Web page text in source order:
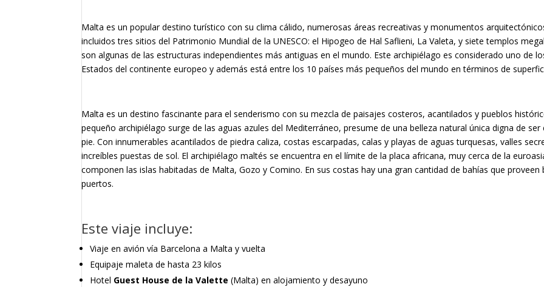
Malta es un popular destino turístico con su clima cálido, numerosas áreas recreativas y monumentos
incluidos tres sitios del Patrimonio Mundial de la UNESCO: el Hipogeo de Hal Saflieni, La Valeta, y siete templos
son algunas de las estructuras independientes más antiguas en el mundo. Este archipiélago es considerado uno de
Estados del continente europeo y además está entre los 10 países más pequeños del mundo en términos de
Malta es un destino fascinante para el senderismo con su mezcla de paisajes costeros, acantilados y pueblos
pequeño archipiélago surge de las aguas azules del Mediterráneo, presume de una belleza natural única digna de ser
pie. Con innumerables acantilados de piedra caliza, costas escarpadas, calas y playas de aguas turquesas, valles
increíbles puestas de sol. El archipiélago maltés se encuentra en el límite de la placa africana, muy cerca de la
componen las islas habitadas de Malta, Gozo y Comino. En sus costas hay una gran cantidad de bahías que proveen
puertos.
Este viaje incluye:
Viaje en avión vía Barcelona a Malta y vuelta
Equipaje maleta de hasta 23 kilos
Hotel Guest House de la Valette(Malta) en alojamiento y desayuno